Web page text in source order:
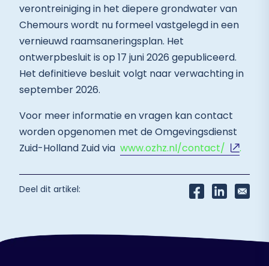
verontreiniging in het diepere grondwater van
Chemours wordt nu formeel vastgelegd in een
vernieuwd raamsaneringsplan. Het
ontwerpbesluit is op 17 juni 2026 gepubliceerd.
Het definitieve besluit volgt naar verwachting in
september 2026.
Voor meer informatie en vragen kan contact
worden opgenomen met de Omgevingsdienst
Zuid-Holland Zuid via www.ozhz.nl/contact/ .
Deel dit artikel: